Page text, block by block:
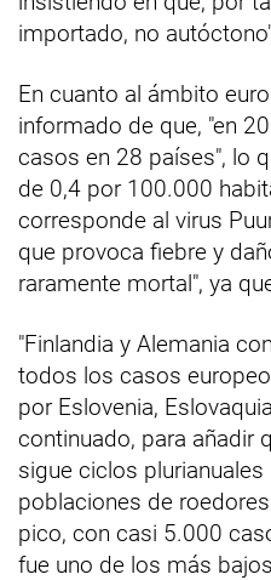
importado, no
En cuanto al ámbito
informado de que, "en
casos en 28 países", lo
de 0,4 por 100.000
corresponde al virus
que provoca fiebre y
raramente mortal", ya
"Finlandia y Alemania
todos los casos
por Eslovenia,
continuado, para añadir
sigue ciclos
poblaciones de
pico, con casi 5.000
fue uno de los más